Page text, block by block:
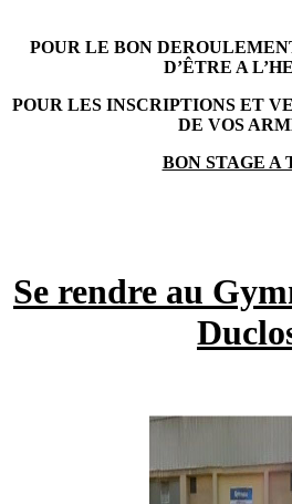
POUR LE BON
D’ÊTRE A
POUR LES INSCRIPTIONS ET
DE VOS
BON STAGE A
Se rendre au